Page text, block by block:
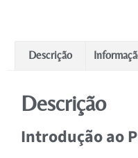
Descrição
Descrição
Introdução ao